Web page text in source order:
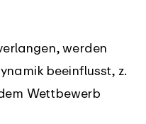
werden
beeinflusst, z.
Wettbewerb